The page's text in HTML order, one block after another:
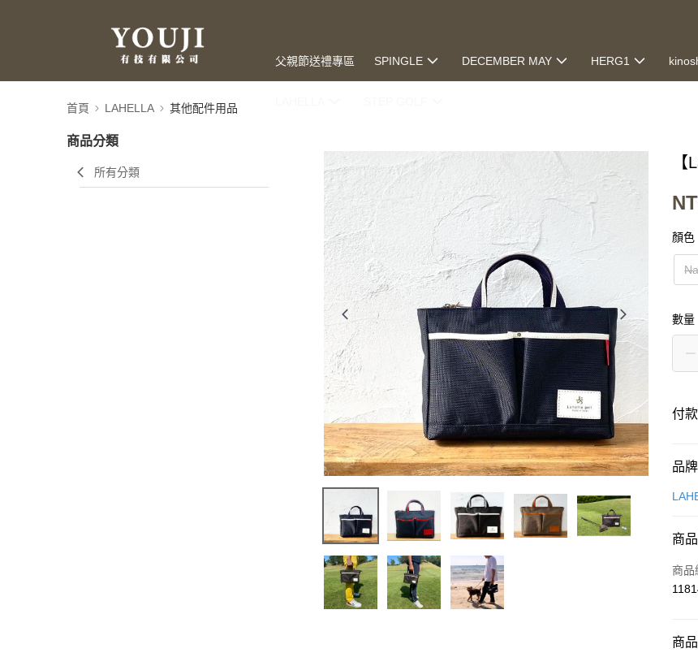
父親節送禮專區 SPINGLE DECEMBER MAY HERG1
首頁 LAHELLA 其他配件用品
商品分類
所有分類
顏色
數量
付
付
信用
悠遊
品牌
商
商品
商